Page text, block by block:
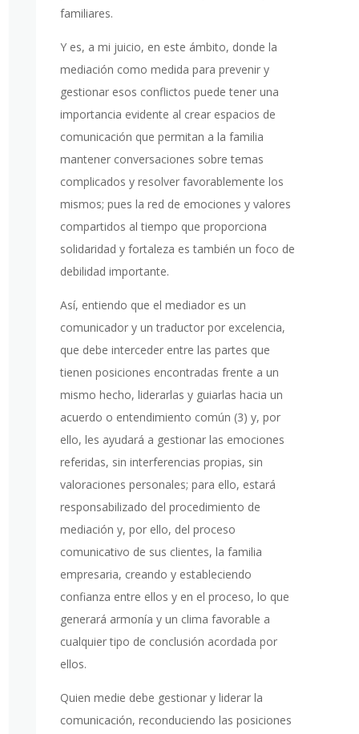
familiares.
Y es, a mi juicio, en este ámbito, donde la
mediación como medida para prevenir y
gestionar esos conflictos puede tener una
importancia evidente al crear espacios de
comunicación que permitan a la familia
mantener conversaciones sobre temas
complicados y resolver favorablemente los
mismos; pues la red de emociones y valores
compartidos al tiempo que proporciona
solidaridad y fortaleza es también un foco de
debilidad importante.
Así, entiendo que el mediador es un
comunicador y un traductor por excelencia,
que debe interceder entre las partes que
tienen posiciones encontradas frente a un
mismo hecho, liderarlas y guiarlas hacia un
acuerdo o entendimiento común (3) y, por
ello, les ayudará a gestionar las emociones
referidas, sin interferencias propias, sin
valoraciones personales; para ello, estará
responsabilizado del procedimiento de
mediación y, por ello, del proceso
comunicativo de sus clientes, la familia
empresaria, creando y estableciendo
confianza entre ellos y en el proceso, lo que
generará armonía y un clima favorable a
cualquier tipo de conclusión acordada por
ellos.
Quien medie debe gestionar y liderar la
comunicación, reconduciendo las posiciones